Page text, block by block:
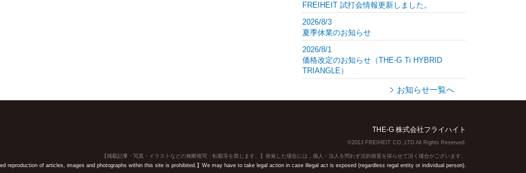
FREIHEIT 試打会情報更新しました。
2026/8/3
夏季休業のお知らせ
2026/8/1
価格改定のお知らせ（THE-G Ti HYBRID
TRIANGLE）
お知らせ一覧へ
THE-G 株式会社フライハイト
©2013 FREIHEIT CO.,LTD All Rights Reserved.
【掲載記事・写真・イラストなどの無断複写・転載等を禁じます。】発覚した場合には，個人・法人を問わず法的措置を採らせて頂く場合がございます。
reproduction of articles, images and photographs within this site is prohibited.】We may have to take legal action in case illegal act is exposed (regardless regal entity or individual person).